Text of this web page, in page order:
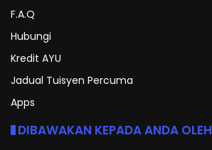
F.A.Q
Hubungi
Kredit AYU
Jadual Tuisyen Percuma
Apps
DIBAWAKAN KEPADA ANDA OLEH